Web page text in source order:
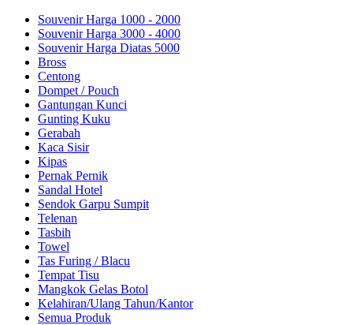
Souvenir Harga 1000 - 2000
Souvenir Harga 3000 - 4000
Souvenir Harga Diatas 5000
Bross
Centong
Dompet / Pouch
Gantungan Kunci
Gunting Kuku
Gerabah
Kaca Sisir
Kipas
Pernak Pernik
Sandal Hotel
Sendok Garpu Sumpit
Telenan
Tasbih
Towel
Tas Furing / Blacu
Tempat Tisu
Mangkok Gelas Botol
Kelahiran/Ulang Tahun/Kantor
Semua Produk